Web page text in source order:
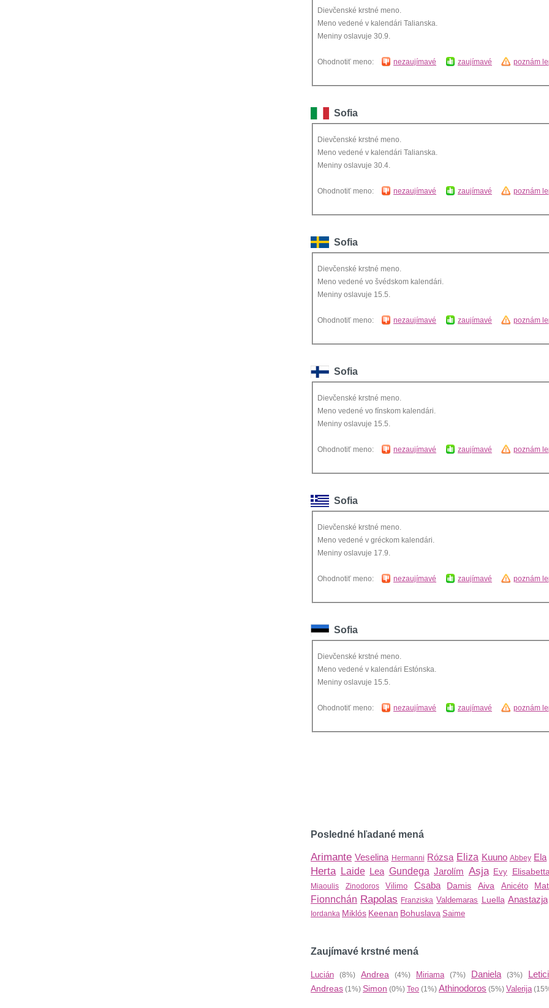
Dievčenské krstné meno.
Meno vedené v kalendári Talianska.
Meniny oslavuje 30.9.
Ohodnotiť meno: nezaujímavé zaujímavé poznám
Sofia
Dievčenské krstné meno.
Meno vedené v kalendári Talianska.
Meniny oslavuje 30.4.
Ohodnotiť meno: nezaujímavé zaujímavé poznám
Sofia
Dievčenské krstné meno.
Meno vedené vo švédskom kalendári.
Meniny oslavuje 15.5.
Ohodnotiť meno: nezaujímavé zaujímavé poznám
Sofia
Dievčenské krstné meno.
Meno vedené vo fínskom kalendári.
Meniny oslavuje 15.5.
Ohodnotiť meno: nezaujímavé zaujímavé poznám
Sofia
Dievčenské krstné meno.
Meno vedené v gréckom kalendári.
Meniny oslavuje 17.9.
Ohodnotiť meno: nezaujímavé zaujímavé poznám
Sofia
Dievčenské krstné meno.
Meno vedené v kalendári Estónska.
Meniny oslavuje 15.5.
Ohodnotiť meno: nezaujímavé zaujímavé poznám
Posledné hľadané mená
Arimante Veselina Hermanni Rózsa Eliza Kuuno Abbey Ela
Herta Laide Lea Gundega Jarolím Asja Evy Elisabetta
Miaoulis Zinodoros Vilimo Csaba Damis Aiva Anicéto
Fionnchán Rapolas Franziska Valdemaras Luella Anastazja
Iordanka Miklós Keenan Bohuslava Saime
Zaujímavé krstné mená
Lucián (8%) Andrea (4%) Miriama(7%) Daniela(3%)
Andreas (1%) Simon (0%) Teo (1%) Athinodoros (5%) Valerija